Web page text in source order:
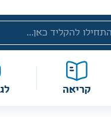
מהמחיר הקטלוגי.
קריאה